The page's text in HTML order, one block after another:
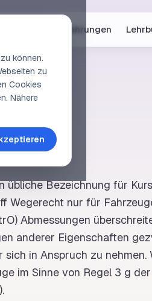
Erfahrungen
übliche Bezeichnung für
Wegerecht nur für
) Abmessungen
anderer Eigenschaften
in Anspruch zu nehmen.
im Sinne von Regel 3 g der
).
können.
zu
Cookies
Nähere